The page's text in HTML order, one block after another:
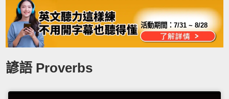
活動期間：7/31 ~ 8/28
諺語 Proverbs